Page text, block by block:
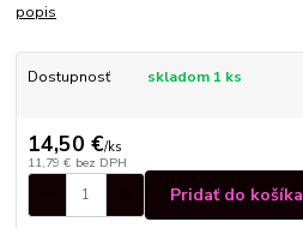
popis
Dostupnosť skladom 1 ks
14,50 €/ks
11,79 € bez DPH
Pridať do košíka